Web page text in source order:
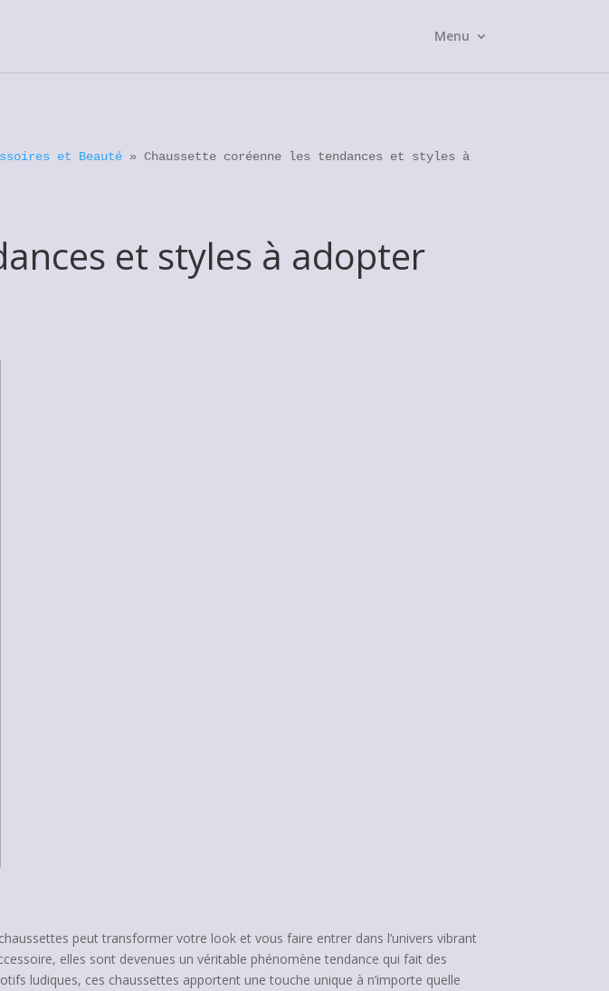
Menu
et Beauté »Chaussette coréenne les tendances et styles à
et styles à adopter
peut transformer votre look et vous faire entrer dans l’univers vibrant
elles sont devenues un véritable phénomène tendance qui fait des
ludiques, ces chaussettes apportent une touche unique à n’importe quelle